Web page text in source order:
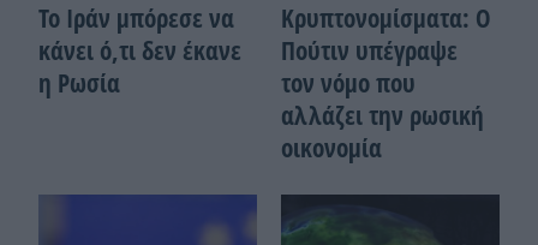
Το Ιράν μπόρεσε να
κάνει ό,τι δεν έκανε
η Ρωσία
Κρυπτονομίσματα: Ο
Πούτιν υπέγραψε
τον νόμο που
αλλάζει την ρωσική
οικονομία